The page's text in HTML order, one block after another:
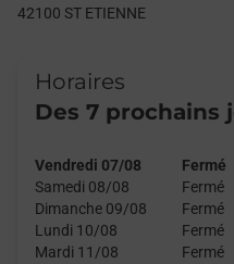
42100 ST ETIENNE
Horaires
Des 7 prochains
Vendredi 07/08
Fermé
Samedi 08/08
Fermé
Dimanche 09/08
Fermé
Lundi 10/08
Fermé
Mardi 11/08
Fermé